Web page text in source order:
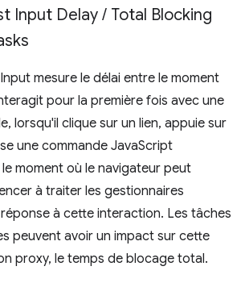
Input Delay / Total Blocking
mesure le délai entre le moment
pour la première fois avec une
lorsqu'il clique sur un lien, appuie sur
une commande JavaScript
moment où le navigateur peut
à traiter les gestionnaires
à cette interaction. Les tâches
peuvent avoir un impact sur cette
proxy, le temps de blocage total.